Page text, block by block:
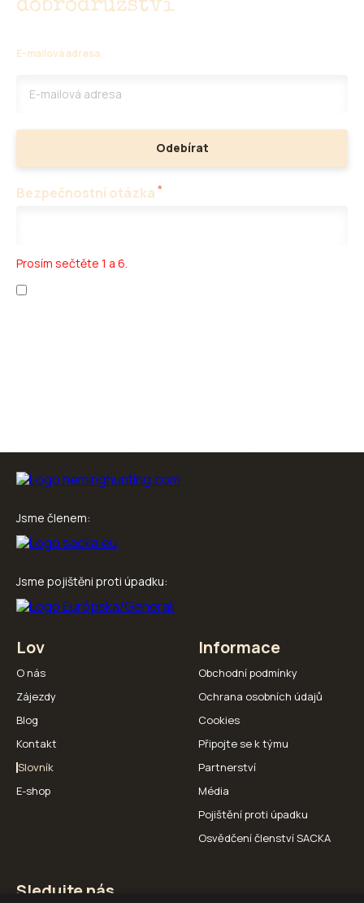
dobrodružství
E-mailová adresa
Odebírat
Bezpečnostní otázka *
Prosím sečtěte 1 a 6.
Jsme členem:
Jsme pojištěni proti úpadku:
Lov
O nás
Zájezdy
Blog
Kontakt
Slovník
E-shop
Informace
Obchodní podmínky
Ochrana osobních údajů
Cookies
Připojte se k týmu
Partnerství
Média
Pojištění proti úpadku
Osvědčení členství SACKA
Sledujte nás